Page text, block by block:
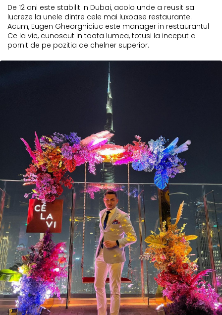
De 12 ani este stabilit in Dubai, acolo unde a reusit sa
lucreze la unele dintre cele mai luxoase restaurante.
Acum, Eugen Gheorghiciuc este manager in restaurantul
Ce la vie, cunoscut in toata lumea, totusi la inceput a
pornit de pe pozitia de chelner superior.